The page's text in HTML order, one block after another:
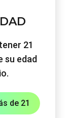
21
su edad
de 21
was:
ahora